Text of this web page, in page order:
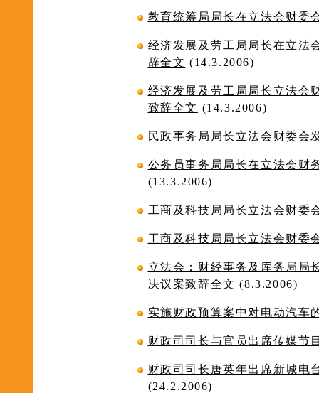
教育统筹局局长在立法会财委
经济发展及劳工局局长在立法
辞全文 (14.3.2006)
经济发展及劳工局局长立法会
致辞全文 (14.3.2006)
民政事务局局长立法会财委会
公务员事务局局长在立法会财
(13.3.2006)
工商及科技局局长立法会财委
工商及科技局局长立法会财委
立法会：财经事务及库务局局
决议案致辞全文 (8.3.2006)
实施财政预算案中对电动汽车
财政司司长与官员出席传媒节
财政司司长唐英年出席新城电
(24.2.2006)